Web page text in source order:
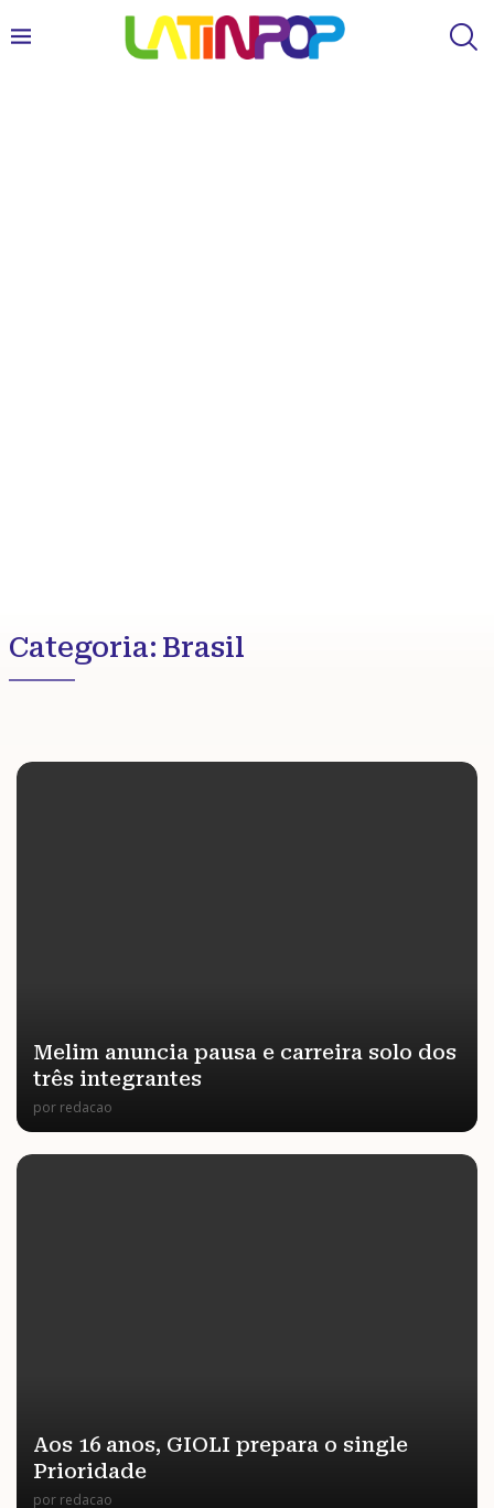
Categoria: Brasil
Melim anuncia pausa e carreira solo dos
três integrantes
por redacao
Aos 16 anos, GIOLI prepara o single
Prioridade
por redacao